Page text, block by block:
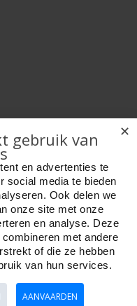
Details
waardoor je soms het
grote dozen, hoge dozen,
kat weet zichzelf erin te
✕
gebruik van
en advertenties te
social media te bieden
Ook delen we
onze site met onze
en analyse. Deze
met andere
of die ze hebben
van hun services.
AANVAARDEN